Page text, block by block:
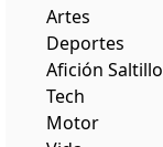
Artes
Deportes
Afición Saltillo
Tech
Motor